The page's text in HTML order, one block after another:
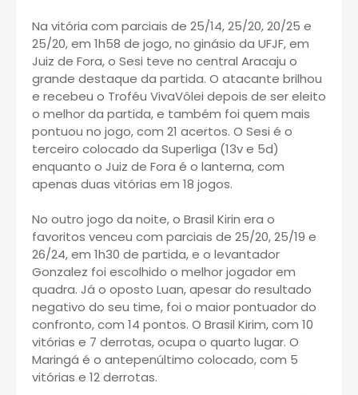
Na vitória com parciais de 25/14, 25/20, 20/25 e
25/20, em 1h58 de jogo, no ginásio da UFJF, em
Juiz de Fora, o Sesi teve no central Aracaju o
grande destaque da partida. O atacante brilhou
e recebeu o Troféu VivaVôlei depois de ser eleito
o melhor da partida, e também foi quem mais
pontuou no jogo, com 21 acertos. O Sesi é o
terceiro colocado da Superliga (13v e 5d)
enquanto o Juiz de Fora é o lanterna, com
apenas duas vitórias em 18 jogos.
No outro jogo da noite, o Brasil Kirin era o
favoritos venceu com parciais de 25/20, 25/19 e
26/24, em 1h30 de partida, e o levantador
Gonzalez foi escolhido o melhor jogador em
quadra. Já o oposto Luan, apesar do resultado
negativo do seu time, foi o maior pontuador do
confronto, com 14 pontos. O Brasil Kirim, com 10
vitórias e 7 derrotas, ocupa o quarto lugar. O
Maringá é o antepenúltimo colocado, com 5
vitórias e 12 derrotas.